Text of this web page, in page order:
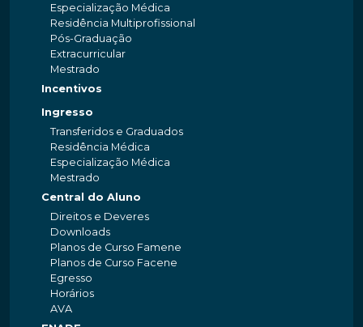
Especialização Médica
Residência Multiprofissional
Pós-Graduação
Extracurricular
Mestrado
Incentivos
Ingresso
Transferidos e Graduados
Residência Médica
Especialização Médica
Mestrado
Central do Aluno
Direitos e Deveres
Downloads
Planos de Curso Famene
Planos de Curso Facene
Egresso
Horários
AVA